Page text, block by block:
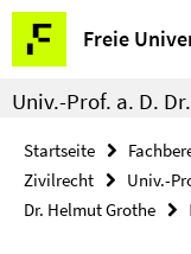
Springe
direkt
zu
Inhalt
Freie
Service-
Navigation
Univ.-Prof. a. D.
Startseite
Zivilrecht
Univ.-
Dr. Helmut Grothe